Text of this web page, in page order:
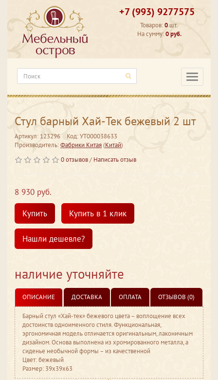
+7 (993) 9277575
Товаров:0 шт.
На сумму:0 руб.
Стул барный Хай-Тек бежевый 2 шт
Артикул: 123296
Код: УТ000038633
Производитель:Фабрики Китая(Китай)
0 отзывов/ Написать отзыв
8 930 руб.
Купить
Купить в 1 клик
Нашли дешевле?
наличие уточняйте
ОПИСАНИЕ ДОСТАВКА ОПЛАТА ОТЗЫВОВ (0)
Барный стул «Хай-тек» бежевого цвета – воплощение всех
достоинств одноименного стиля. Функциональная,
эргономичная модель отличается оригинальным, лаконичным
дизайном. Основа выполнена из хромированного металла, а
сиденье необычной формы – из качественной
Цвет: бежевый
Размер: 39x39x63